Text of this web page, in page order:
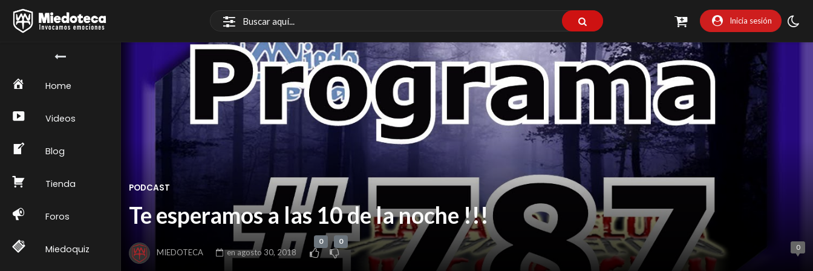
Inicia sesión
Home
Videos
Blog
Tienda
Foros
Miedoquiz
PODCAST
Te esperamos a las 10 de la noche !!!
MIEDOTECA enagosto 30, 2018
0 0
0